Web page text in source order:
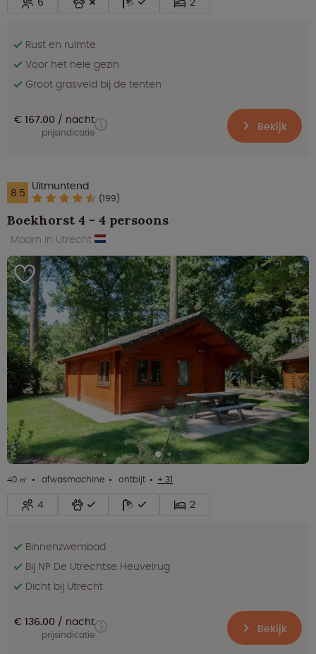
Rust en ruimte
Voor het hele gezin
Groot grasveld bij de tenten
€ 167.00 nacht
prijsindicatie Bekijk
8.5 Uitmuntend
(199)
Boekhorst 4 - 4 persoons
Maarn in Utrecht
40 ㎡ afwasmachine ontbijt + 31
4 2
Binnenzwembad
Bij NP De Utrechtse Heuvelrug
Dicht bij Utrecht
€ 136.00 nacht
prijsindicatie Bekijk